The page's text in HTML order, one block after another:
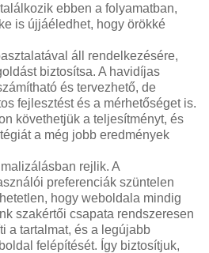
ebben a folyamatban,
is újjáéledhet, hogy örökké
áll rendelkezésére,
biztosítsa. A havidíjas
és tervezhető, de
fejlesztést és a mérhetőséget is.
követhetjük a teljesítményt, és
a még jobb eredmények
rejlik. A
preferenciák szüntelen
hogy weboldala mindig
szakértői csapata rendszeresen
a tartalmat, és a legújabb
felépítését. Így biztosítjuk,